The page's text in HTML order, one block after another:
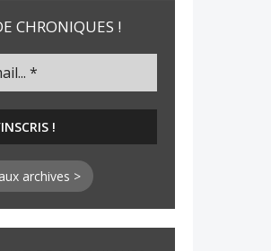
CHRONIQUES !
archives >